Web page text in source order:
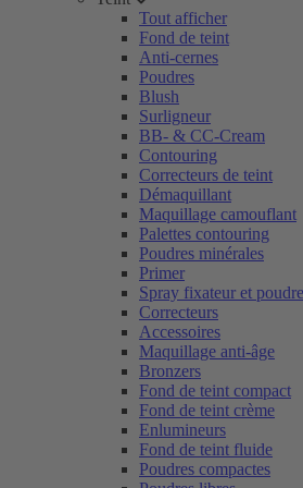
Tout afficher
Fond de teint
Anti-cernes
Poudres
Blush
Surligneur
BB- & CC-Cream
Contouring
Correcteurs de teint
Démaquillant
Maquillage camouflant
Palettes contouring
Poudres minérales
Primer
Spray fixateur et
Correcteurs
Accessoires
Maquillage anti-âge
Bronzers
Fond de teint compact
Fond de teint crème
Enlumineurs
Fond de teint fluide
Poudres compactes